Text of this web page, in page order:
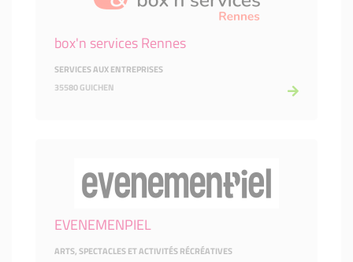
box'n services Rennes
SERVICES AUX ENTREPRISES
35580 GUICHEN
EVENEMENPIEL
ARTS, SPECTACLES ET ACTIVITÉS RÉCRÉATIVES